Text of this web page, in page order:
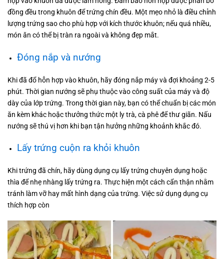
đồng đều trong khuôn để trứng chín đều. Một mẹo nhỏ là điều chỉnh
lượng trứng sao cho phù hợp với kích thước khuôn; nếu quá nhiều,
món ăn có thể bị tràn ra ngoài và không đẹp mắt.
Đóng nắp và nướng
Khi đã đổ hỗn hợp vào khuôn, hãy đóng nắp máy và đợi khoảng 2-5
phút. Thời gian nướng sẽ phụ thuộc vào công suất của máy và độ
dày của lớp trứng. Trong thời gian này, bạn có thể chuẩn bị các món
ăn kèm khác hoặc thưởng thức một ly trà, cà phê để thư giãn. Nấu
nướng sẽ thú vị hơn khi bạn tận hưởng những khoảnh khắc đó.
Lấy trứng cuộn ra khỏi khuôn
Khi trứng đã chín, hãy dùng dụng cụ lấy trứng chuyên dụng hoặc
thìa để nhẹ nhàng lấy trứng ra. Thực hiện một cách cẩn thận nhằm
tránh làm vỡ hay mất hình dạng của trứng. Việc sử dụng dụng cụ
thích hợp còn